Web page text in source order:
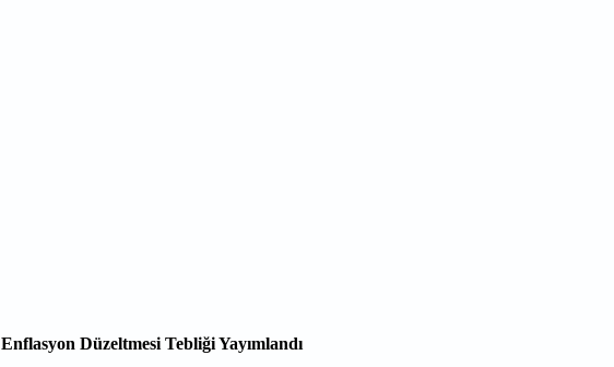
Enflasyon Düzeltmesi Tebliği Yayımlandı